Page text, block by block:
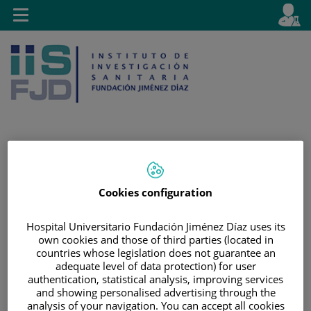
Saltar al contenido
activo
es
Toggle
navigation
Cookies configuration
Hospital Universitario Fundación Jiménez Díaz uses its
own cookies and those of third parties (located in
countries whose legislation does not guarantee an
adequate level of data protection) for user
authentication, statistical analysis, improving services
and showing personalised advertising through the
analysis of your navigation. You can accept all cookies